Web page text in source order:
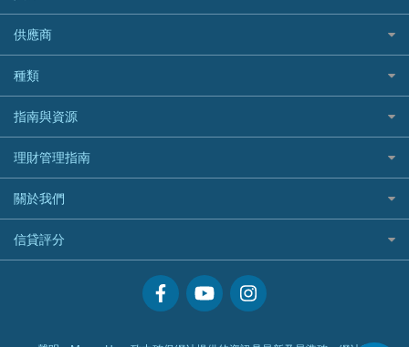
Rabbit Credit月兔信貸
Standard Chartered 渣打銀行
UA 亞洲聯合財務
WeLab Bank
WeLend 貸款
Airwallex信用卡
長者嘆世界
家庭親子遊
自駕遊比較
相機有得保
專為孕婦設計的最佳旅遊保險
最佳滑雪旅遊保險
最適合BB的旅遊保險
Bolttech 保特
Blue Cross 藍十字
中國平安
HSBC滙豐銀行
MSIG 三井住友
Prudential 保誠
QBE 昆士蘭
Starr
Zurich蘇黎世汽車保險
QBE昆士蘭汽車保險
平安汽車保險
uSMART 盈立證券
華盛証券
長橋證券
WeBull微牛證券
漲樂全球通｜華泰國際
OSL
Webull微牛證券好唔好？
Longbridge長橋證券好唔好？
老虎證券好唔好？
華盛証券好唔好？
漲樂全球通好唔好？
IB盈透證券好唔好？
盈立證券 uSMART 好唔好？
Stashaway好唔好？
股票戶口開戶
證券行邊間好？
港股5隻高息ETF精選
什麼是ETF？
香港30大高息股排行
黃金ETF懶人包
最值得注意的比特幣ETF
選股策略：五步調查攻略
供應商
銀行戶口比較
尊尚銀行戶口
Citi Plus
中信銀行inMotion
Airwallex銀行
種類
定期存款
港元定存
人民幣定存
美元定存
英鎊定存
澳元定存
指南與資源
理財資訊
識慳識賺
債務管理
投資理財
置業安居
理財管理指南
常用相關詞彙
MoneyHero電子報
所有合作銀行或機構
關於我們
服務承諾
網上支援
常見問題
信貸評分